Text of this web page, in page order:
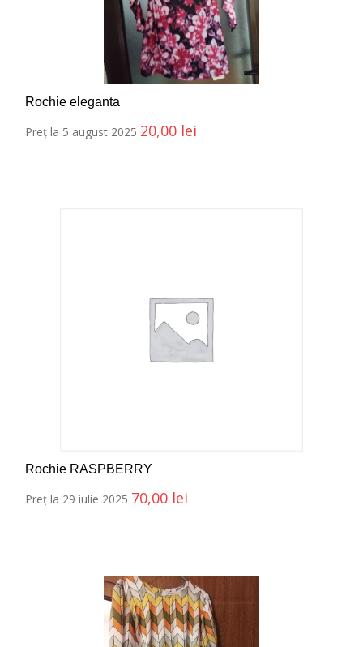
Rochie eleganta
Preț la 5 august 2025 20,00 lei
Rochie RASPBERRY
Preț la 29 iulie 2025 70,00 lei